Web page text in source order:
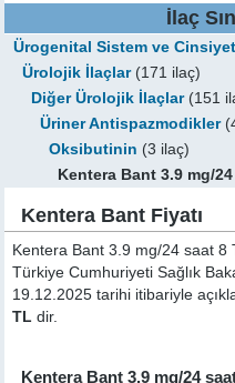
İlaç
Ürogenital Sistem ve
Ürolojik İlaçlar(171 ilaç)
Diğer Ürolojik İlaçlar(151
Üriner Antispazmodikler
Oksibutinin (3 ilaç)
Kentera Bant 3.9 mg/
Kentera Bant Fiyatı
Kentera Bant 3.9 mg/24 saat 8
Türkiye Cumhuriyeti Sağlık
19.12.2025 tarihi itibariyle
TL dir.
Kentera Bant 3.9 mg/24